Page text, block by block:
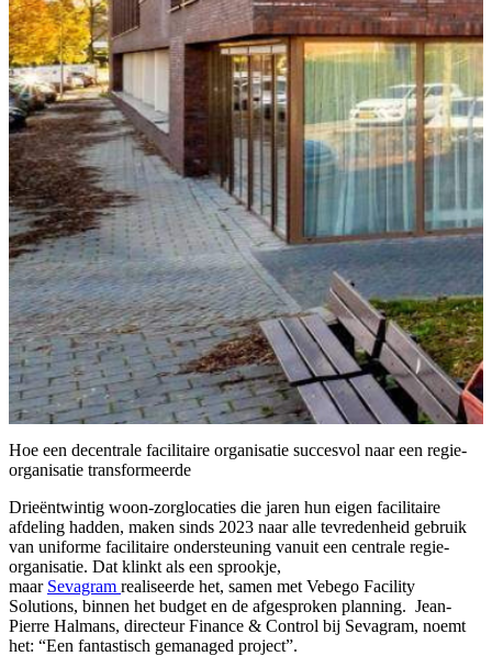
Hoe een decentrale facilitaire organisatie succesvol naar een regie-
organisatie transformeerde
Drieëntwintig woon-zorglocaties die jaren hun eigen facilitaire
afdeling hadden, maken sinds 2023 naar alle tevredenheid gebruik
van uniforme facilitaire ondersteuning vanuit een centrale regie-
organisatie. Dat klinkt als een sprookje,
maar Sevagram realiseerde het, samen met Vebego Facility
Solutions, binnen het budget en de afgesproken planning. Jean-
Pierre Halmans, directeur Finance & Control bij Sevagram, noemt
het: “Een fantastisch gemanaged project”.